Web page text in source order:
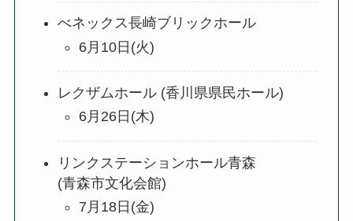
べネックス長崎ブリックホール
6月10日(火)
レクザムホール (香川県県民ホール)
6月26日(木)
リンクステーションホール青森
(青森市文化会館)
7月18日(金)